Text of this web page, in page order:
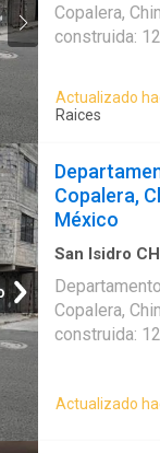
Copalera,
construida: 120 m2 Características
Actualizado
Raices
Copalera,
México
San Isidro
Copalera,
construida:
Actualizado